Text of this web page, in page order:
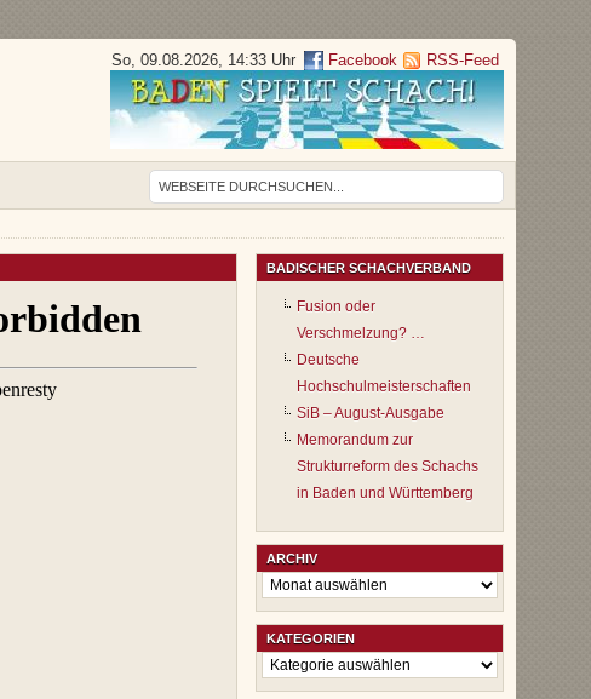
So, 09.08.2026, 14:33 Uhr Facebook RSS-Feed
BADISCHER SCHACHVERBAND
Fusion oder
Verschmelzung? …
Deutsche
Hochschulmeisterschaften
SiB – August-Ausgabe
Memorandum zur
Strukturreform des Schachs
in Baden und Württemberg
ARCHIV
Archiv
KATEGORIEN
Kategorien